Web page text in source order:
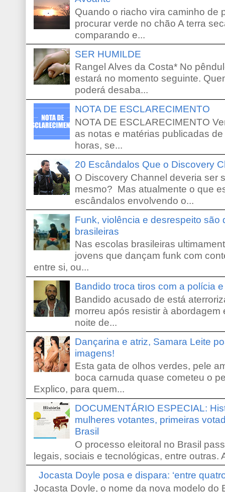
Quando o riacho vira caminho de
procurar verde no chão A terra
comparando e...
SER HUMILDE
Rangel Alves da Costa* No
estará no momento seguinte.
poderá desaba...
NOTA DE ESCLARECIMENTO
NOTA DE ESCLARECIMENTO
as notas e matérias publicadas
horas, se...
20 Escândalos Que o Discovery
O Discovery Channel deveria ser
mesmo? Mas atualmente o que
escândalos envolvendo o...
Funk, violência e desrespeito são
brasileiras
Nas escolas brasileiras
jovens que dançam funk com
entre si, ou...
Bandido troca tiros com a polícia
Bandido acusado de está
morreu após resistir à
noite de...
Dançarina e atriz, Samara Leite
imagens!
Esta gata de olhos verdes, pele
boca carnuda quase cometeu o
Explico, para quem...
DOCUMENTÁRIO ESPECIAL:
mulheres votantes, primeiras
Brasil
O processo eleitoral no Brasil
legais, sociais e tecnológicas, entre outras.
Jocasta Doyle posa e dispara: ‘entre
Jocasta Doyle, o nome da nova modelo do